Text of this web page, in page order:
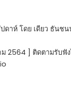
ดาห์ โดย เดียว ธันชน
2564 ] ติดตามรับฟั